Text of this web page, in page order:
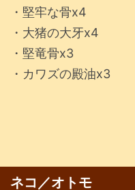
・堅牢な骨x4
・大猪の大牙x4
・堅竜骨x3
・カワズの殿油x3
ネコ／オトモ